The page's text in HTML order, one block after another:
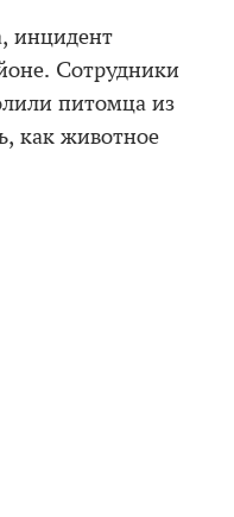
инцидент
Сотрудники
питомца из
как животное